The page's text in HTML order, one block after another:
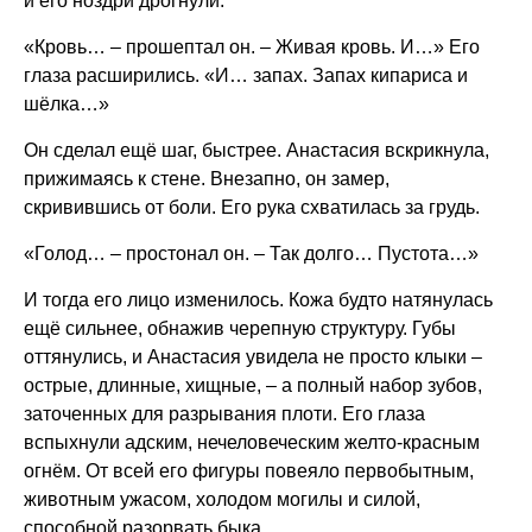
«Кровь… – прошептал он. – Живая кровь. И…» Его
глаза расширились. «И… запах. Запах кипариса и
шёлка…»
Он сделал ещё шаг, быстрее. Анастасия вскрикнула,
прижимаясь к стене. Внезапно, он замер,
скривившись от боли. Его рука схватилась за грудь.
«Голод… – простонал он. – Так долго… Пустота…»
И тогда его лицо изменилось. Кожа будто натянулась
ещё сильнее, обнажив черепную структуру. Губы
оттянулись, и Анастасия увидела не просто клыки –
острые, длинные, хищные, – а полный набор зубов,
заточенных для разрывания плоти. Его глаза
вспыхнули адским, нечеловеческим желто-красным
огнём. От всей его фигуры повеяло первобытным,
животным ужасом, холодом могилы и силой,
способной разорвать быка.